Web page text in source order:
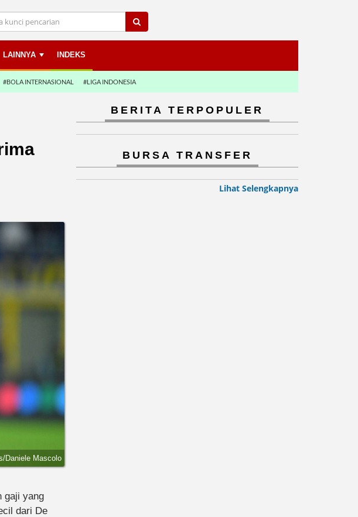
LAINNYA INDEKS
#BOLA INTERNASIONAL #LIGA INDONESIA
Daniele Mascolo
gaji yang
dari De
BERITA TERPOPULER
BURSA TRANSFER
Lihat Selengkapnya